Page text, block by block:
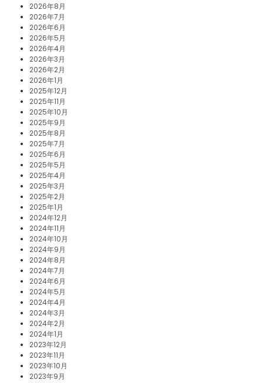
2026年8月
2026年7月
2026年6月
2026年5月
2026年4月
2026年3月
2026年2月
2026年1月
2025年12月
2025年11月
2025年10月
2025年9月
2025年8月
2025年7月
2025年6月
2025年5月
2025年4月
2025年3月
2025年2月
2025年1月
2024年12月
2024年11月
2024年10月
2024年9月
2024年8月
2024年7月
2024年6月
2024年5月
2024年4月
2024年3月
2024年2月
2024年1月
2023年12月
2023年11月
2023年10月
2023年9月